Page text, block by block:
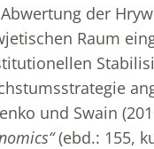
der
Raum
und Swain
(ebd.: 155,